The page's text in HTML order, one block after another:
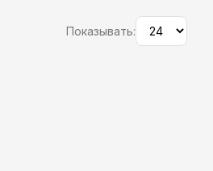
Показывать: